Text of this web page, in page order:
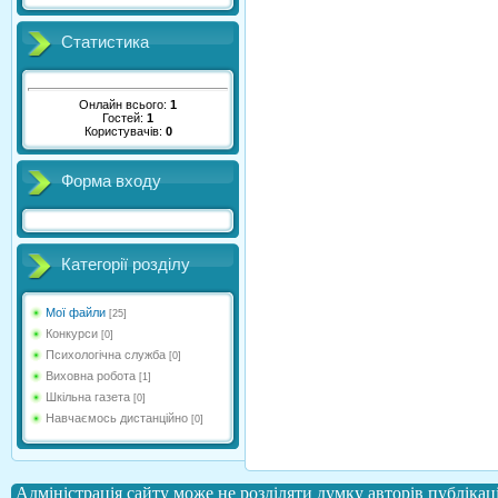
Статистика
Онлайн всього: 1
Гостей: 1
Користувачів: 0
Форма входу
Категорії розділу
Мої файли [25]
Конкурси [0]
Психологічна служба [0]
Виховна робота [1]
Шкільна газета [0]
Навчаємось дистанційно [0]
Адміністрація сайту може не розділяти думку авторів